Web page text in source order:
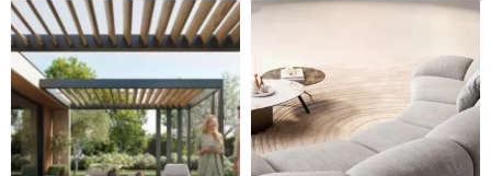
Styl, odolnost a společné chvíle pod širým nebem.
Ne každá pohovka je jen